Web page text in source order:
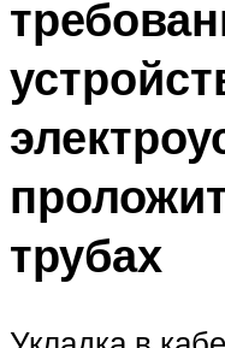
трубах